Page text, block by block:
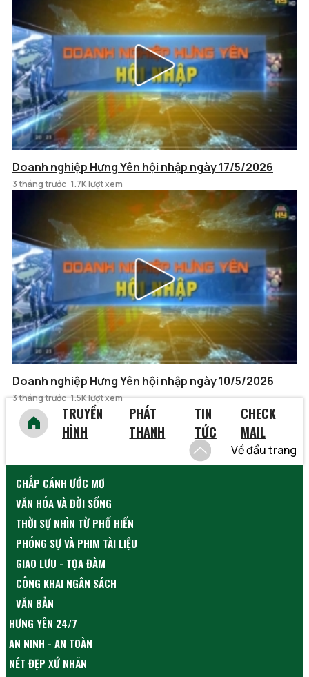
Doanh nghiệp Hưng Yên hội nhập ngày 17/5/2026
3 tháng trước 1.7K lượt xem
Doanh nghiệp Hưng Yên hội nhập ngày 10/5/2026
3 tháng trước 1.5K lượt xem
TRUYỀN
HÌNH
PHÁT
THANH
TIN
TỨC
CHECK
MAIL
Về đầu trang
CHẮP CÁNH ƯỚC MƠ
VĂN HÓA VÀ ĐỜI SỐNG
THỜI SỰ NHÌN TỪ PHỐ HIẾN
PHÓNG SỰ VÀ PHIM TÀI LIỆU
GIAO LƯU - TỌA ĐÀM
CÔNG KHAI NGÂN SÁCH
VĂN BẢN
HƯNG YÊN 24/7
AN NINH - AN TOÀN
NÉT ĐẸP XỨ NHÃN